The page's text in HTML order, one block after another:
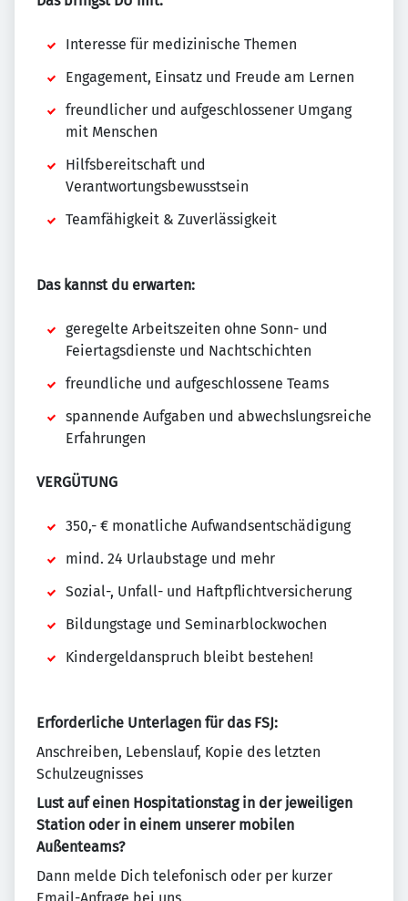
Interesse für medizinische Themen
Engagement, Einsatz und Freude am Lernen
freundlicher und aufgeschlossener Umgang
mit Menschen
Hilfsbereitschaft und
Verantwortungsbewusstsein
Teamfähigkeit & Zuverlässigkeit
Das kannst du erwarten:
geregelte Arbeitszeiten ohne Sonn- und
Feiertagsdienste und Nachtschichten
freundliche und aufgeschlossene Teams
spannende Aufgaben und abwechslungsreiche
Erfahrungen
VERGÜTUNG
350,- € monatliche Aufwandsentschädigung
mind. 24 Urlaubstage und mehr
Sozial-, Unfall- und Haftpflichtversicherung
Bildungstage und Seminarblockwochen
Kindergeldanspruch bleibt bestehen!
Erforderliche Unterlagen für das FSJ:
Anschreiben, Lebenslauf, Kopie des letzten
Schulzeugnisses
Lust auf einen Hospitationstag in der jeweiligen
Station oder in einem unserer mobilen
Außenteams?
Dann melde Dich telefonisch oder per kurzer